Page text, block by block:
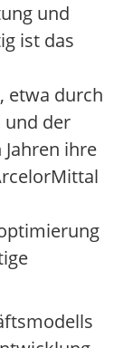
und
ist das
etwa durch
und der
ihre